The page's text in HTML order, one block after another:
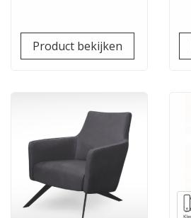
Product bekijken